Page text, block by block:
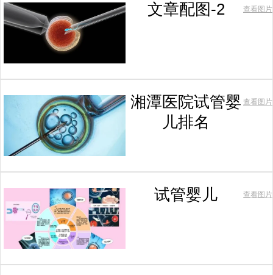
文章配图-2 查看图片
湘潭医院试管婴
儿排名
查看图片
试管婴儿 查看图片